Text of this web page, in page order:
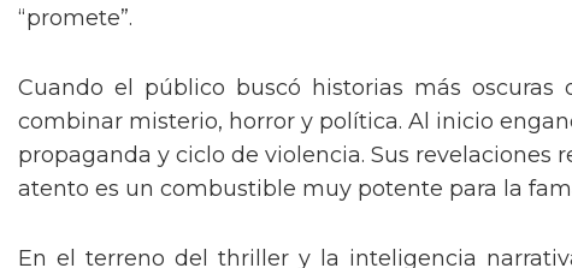
“promete”.
Cuando el público buscó historias más
combinar misterio, horror y política. Al inicio
propaganda y ciclo de violencia. Sus revelaciones
atento es un combustible muy potente para la
En el terreno del thriller y la inteligencia